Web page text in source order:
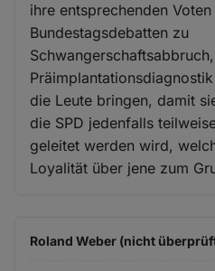
ihre entsprechenden
Bundestagsdebatten zu
Schwangerschaftsabbruch,
die Leute bringen, damit
die SPD jedenfalls
geleitet werden wird,
Loyalität über jene zum
Roland Weber (nicht